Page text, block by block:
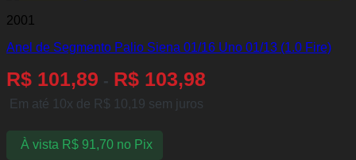
2001
Anel de Segmento Palio Siena 01/16 Uno 01/13 (1.0 Fire)
R$ 101,89 - R$ 103,98
Em até 10x de R$ 10,19 sem juros
À vista R$91,70 no Pix